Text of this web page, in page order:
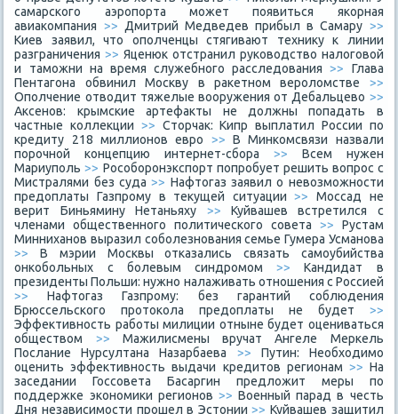
самарского аэропорта может появиться якорная
авиакомпания >> Дмитрий Медведев прибыл в Самару >>
Киев заявил, что ополченцы стягивают технику к линии
разграничения>>Яценюк отстранил руководство налоговой
и таможни на время служебного расследования>> Глава
Пентагона обвинил Москву в ракетном вероломстве >>
Ополчение отводит тяжелые вооружения от Дебальцево >>
Аксенов: крымские артефакты не должны попадать в
частные коллекции >> Сторчак: Кипр выплатил России по
кредиту 218 миллионов евро >> В Минкомсвязи назвали
порочной концепцию интернет-сбора >> Всем нужен
Мариуполь>> Рособоронэкспорт попробует решить вопрос с
Мистралями без суда>> Нафтогаз заявил о невозможности
предоплаты Газпрому в текущей ситуации>> Моссад не
верит Биньямину Нетаньяху >> Куйвашев встретился с
членами общественного политического совета >> Рустам
Минниханов выразил соболезнования семье Гумера Усманова
>>В мэрии Москвы отказались связать самоубийства
онкобольных с болевым синдромом>>Кандидат в
президенты Польши: нужно налаживать отношения с Россией
>>Нафтогаз Газпрому: без гарантий соблюдения
Брюссельского протокола предоплаты не будет >>
Эффективность работы милиции отныне будет оцениваться
обществом >> Мажилисмены вручат Ангеле Меркель
Послание Нурсултана Назарбаева >> Путин: Необходимо
оценить эффективность выдачи кредитов регионам >> На
заседании Госсовета Басаргин предложит меры по
поддержке экономики регионов >>Военный парад в честь
Дня независимости прошел в Эстонии>> Куйвашев защитил